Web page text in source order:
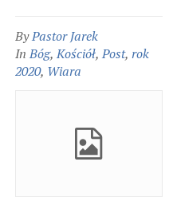
ByPastor Jarek
InBóg,Kościół,Post, rok
2020, Wiara